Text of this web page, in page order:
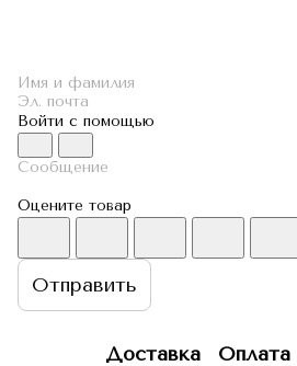
Войти с помощью
Оцените товар
Отправить
Доставка Оплата